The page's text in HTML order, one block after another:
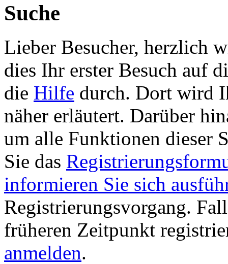
Suche
Lieber Besucher, herzlich
dies Ihr erster Besuch auf
die Hilfe durch. Dort wird
näher erläutert. Darüber
um alle Funktionen dieser
Sie das
informieren Sie sich
Registrierungsvorgang.
früheren Zeitpunkt
anmelden.